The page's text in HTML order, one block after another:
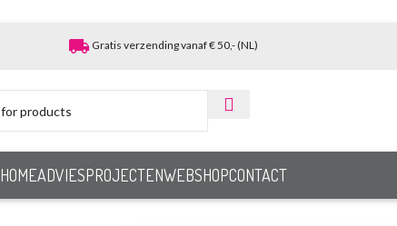
local_shipping Gratis verzending vanaf € 50,- (NL)
HOMEADVIESPROJECTENWEBSHOPCONTACT